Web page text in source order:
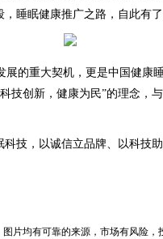
，睡眠健康推广之路，自此有
的重大契机，更是中国健康
技创新，健康为民”的理念，
技，以诚信立品牌、以科技
片均有可靠的来源，市场有风险